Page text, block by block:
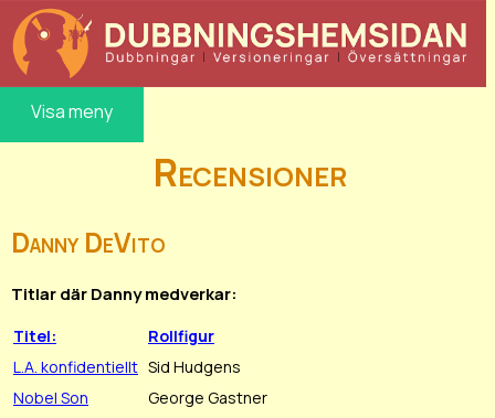
Visa meny
Recensioner
Danny DeVito
Titlar där Danny medverkar:
Titel:
Rollfigur
L.A. konfidentiellt Sid Hudgens
Nobel Son
George Gastner